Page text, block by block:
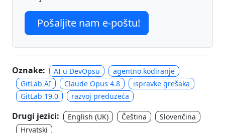
Pošaljite nam e-poštu!
Oznake: AI u DevOpsu
agentno kodiranje
GitLab AI
Claude Opus 4.8
ispravke grešaka
GitLab 19.0
razvoj preduzeća
Drugi jezici: English (UK) Čeština
Slovenčina
Hrvatski